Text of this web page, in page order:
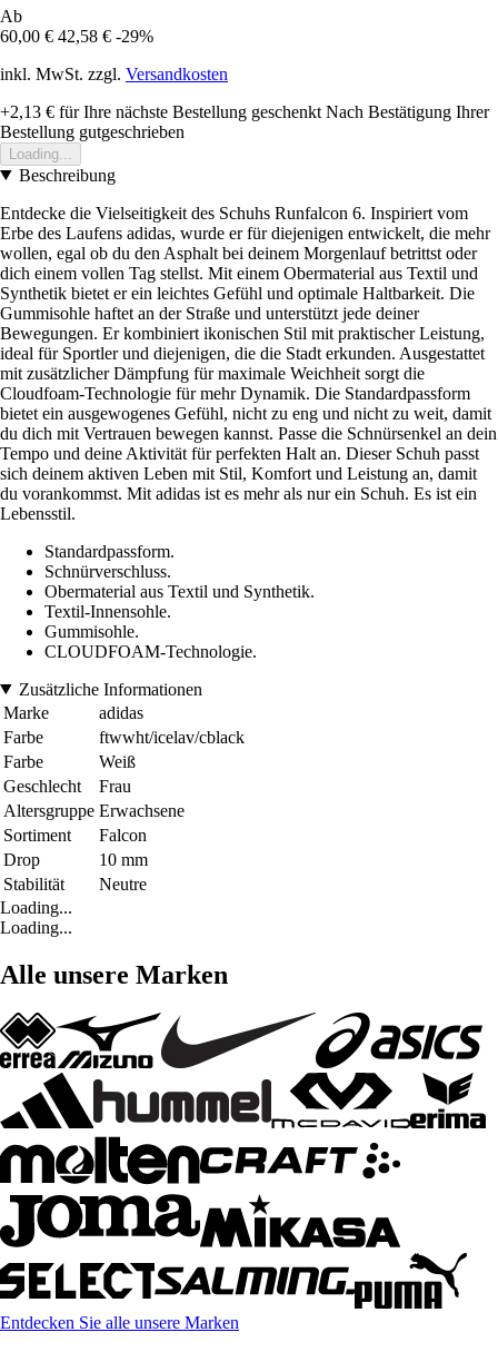
Ab
60,00 € 42,58 € -29%
inkl. MwSt. zzgl. Versandkosten
+2,13 € für Ihre nächste Bestellung geschenkt Nach Bestätigung Ihrer
Bestellung gutgeschrieben
Loading...
Beschreibung
Entdecke die Vielseitigkeit des Schuhs Runfalcon 6. Inspiriert vom
Erbe des Laufens adidas, wurde er für diejenigen entwickelt, die mehr
wollen, egal ob du den Asphalt bei deinem Morgenlauf betrittst oder
dich einem vollen Tag stellst. Mit einem Obermaterial aus Textil und
Synthetik bietet er ein leichtes Gefühl und optimale Haltbarkeit. Die
Gummisohle haftet an der Straße und unterstützt jede deiner
Bewegungen. Er kombiniert ikonischen Stil mit praktischer Leistung,
ideal für Sportler und diejenigen, die die Stadt erkunden. Ausgestattet
mit zusätzlicher Dämpfung für maximale Weichheit sorgt die
Cloudfoam-Technologie für mehr Dynamik. Die Standardpassform
bietet ein ausgewogenes Gefühl, nicht zu eng und nicht zu weit, damit
du dich mit Vertrauen bewegen kannst. Passe die Schnürsenkel an dein
Tempo und deine Aktivität für perfekten Halt an. Dieser Schuh passt
sich deinem aktiven Leben mit Stil, Komfort und Leistung an, damit
du vorankommst. Mit adidas ist es mehr als nur ein Schuh. Es ist ein
Lebensstil.
Standardpassform.
Schnürverschluss.
Obermaterial aus Textil und Synthetik.
Textil-Innensohle.
Gummisohle.
CLOUDFOAM-Technologie.
Zusätzliche Informationen
Marke
adidas
Farbe
ftwwht/icelav/cblack
Farbe
Weiß
Geschlecht
Frau
Altersgruppe Erwachsene
Sortiment
Falcon
Drop
10 mm
Stabilität
Neutre
Loading...
Loading...
Alle unsere Marken
Entdecken Sie alle unsere Marken